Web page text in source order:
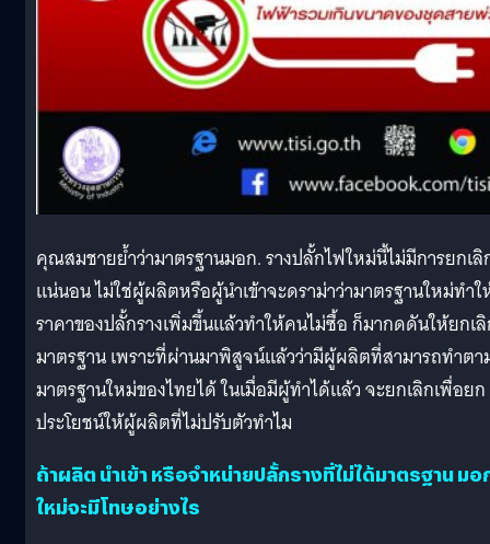
คุณสมชายย้ำว่ามาตรฐานมอก. รางปลั้กไฟใหม่นี้ไม่มีการยกเลิ
แน่นอน ไม่ใช่ผู้ผลิตหรือผู้นำเข้าจะดราม่าว่ามาตรฐานใหม่ทำใ
ราคาของปลั้กรางเพิ่มขึ้นแล้วทำให้คนไม่ซื้อ ก็มากดดันให้ยกเ
มาตรฐาน เพราะที่ผ่านมาพิสูจน์แล้วว่ามีผู้ผลิตที่สามารถทำตา
มาตรฐานใหม่ของไทยได้ ในเมื่อมีผู้ทำได้แล้ว จะยกเลิกเพื่อยก
ประโยชน์ให้ผู้ผลิตที่ไม่ปรับตัวทำไม
ถ้าผลิต นำเข้า หรือจำหน่ายปลั้กรางที่ไม่ได้มาตรฐาน มอ
ใหม่จะมีโทษอย่างไร